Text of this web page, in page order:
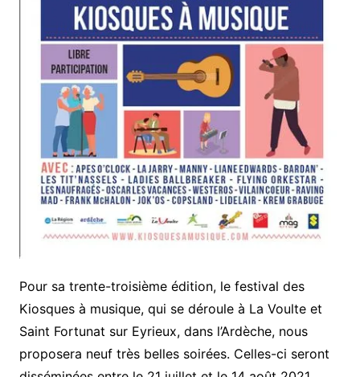
Pour sa trente-troisième édition, le festival des
Kiosques à musique, qui se déroule à La Voulte et
Saint Fortunat sur Eyrieux, dans l’Ardèche, nous
proposera neuf très belles soirées. Celles-ci seront